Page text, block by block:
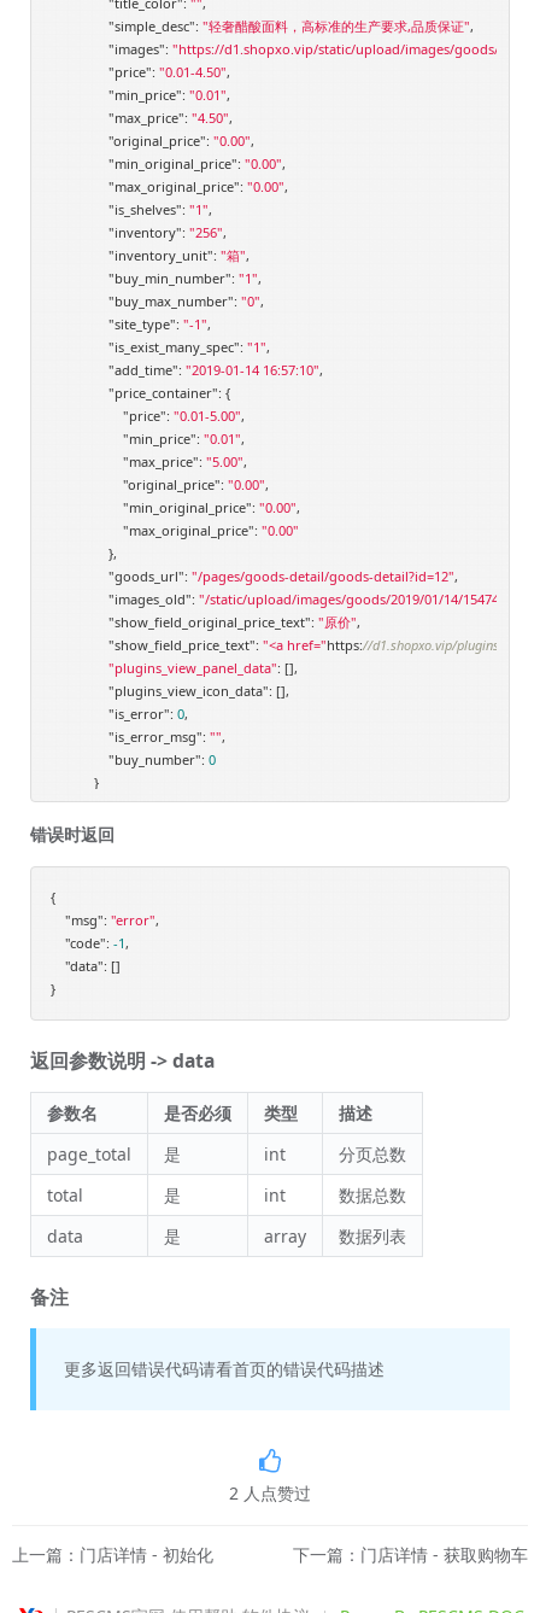
"simple_desc": "轻奢醋酸面料，高标准的生产要求,品质保证",
"images": "https://d1.shopxo.vip/static/upload/images/goods/2019/
"price": "0.01-4.50",
"min_price": "0.01",
"max_price": "4.50",
"original_price": "0.00",
"min_original_price": "0.00",
"max_original_price": "0.00",
"is_shelves": "1",
"inventory": "256",
"inventory_unit": "箱",
"buy_min_number": "1",
"buy_max_number": "0",
"site_type": "-1",
"is_exist_many_spec": "1",
"add_time": "2019-01-14 16:57:10",
"price_container": {
"price": "0.01-5.00",
"min_price": "0.01",
"max_price": "5.00",
"original_price": "0.00",
"min_original_price": "0.00",
"max_original_price": "0.00"
                },
"goods_url": "/pages/goods-detail/goods-detail?id=12",
"images_old": "/static/upload/images/goods/2019/01/14/
"show_field_original_price_text": "原价",
"show_field_price_text": "<a href="https://d1.shopxo.vip/plugins/
"plugins_view_panel_data": [],
"plugins_view_icon_data": [],
"is_error": 0,
"is_error_msg": "",
"buy_number": 0
            }
        ]
    }
错误时返回
{
"msg": "error",
"code": -1,
"data": []
}
返回参数说明 -> data
参数名 是否必须 类型
描述
page_total
是 int
分页总数
total
是 int
数据总数
data
是 array 数据列表
备注
更多返回错误代码请看首页的错误代码描述
2 人点赞过
上一篇：门店详情 - 初始化 下一篇：门店详情 - 获取购物车